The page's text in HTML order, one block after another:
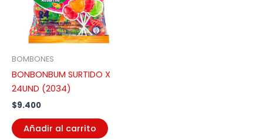
BOMBONES
BONBONBUM SURTIDO X
24UND (2034)
$9.400
Añadir al carrito